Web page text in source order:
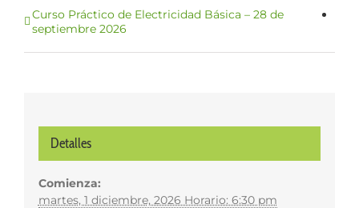
Curso Práctico de Electricidad Básica – 28 de
septiembre 2026
Detalles
Comienza:
martes, 1 diciembre, 2026 Horario: 6:30 pm